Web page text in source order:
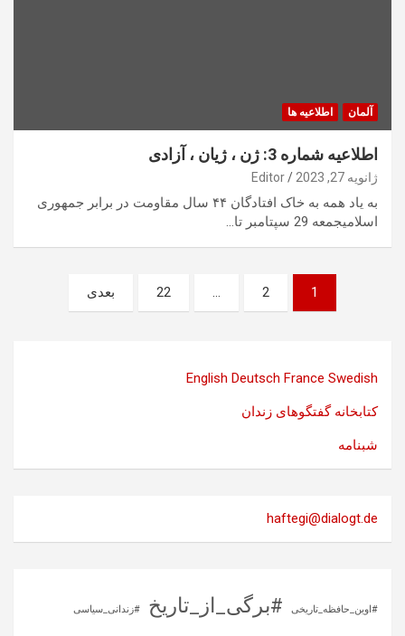
آلمان اطلاعیه ها
اطلاعیه شماره 3: ژن ، ژیان ، آزادی
ژانویه 27, 2023 Editor
به یاد همه به خاک افتادگان ۴۴ سال مقاومت در برابر جمهوری
اسلامیجمعه 29 سپتامبر تا…
صفحه‌بندی
نوشته‌ها
1
2
…
22 بعدی
English Deutsch France Swedish
کتابخانه گفتگوهای زندان
شبنامه
haftegi@dialogt.de
#اوین_حافظه_تاریخی #برگی_از_تاریخ #زندانی_سیاسی